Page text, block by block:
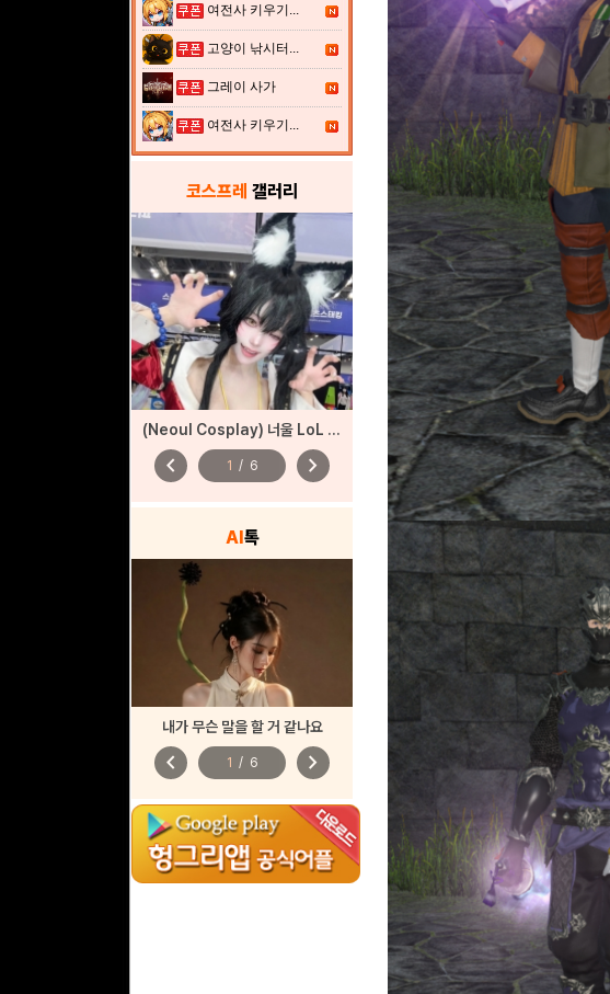
여전사 키우기...
고양이 낚시터...
그레이 사가
여전사 키우기...
코스프레 갤러리
(Neoul Cosplay) 너울 LoL 아리 코스프레
chevron_left 1 / 6 chevron_right
AI톡
내가 무슨 말을 할 거 같나요
chevron_left 1 / 6 chevron_right